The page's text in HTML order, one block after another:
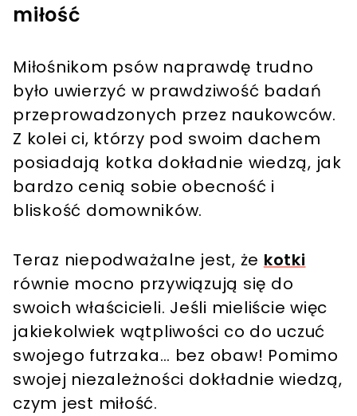
miłość
Miłośnikom psów naprawdę trudno
było uwierzyć w prawdziwość badań
przeprowadzonych przez naukowców.
Z kolei ci, którzy pod swoim dachem
posiadają kotka dokładnie wiedzą, jak
bardzo cenią sobie obecność i
bliskość domowników.
Teraz niepodważalne jest, że kotki
równie mocno przywiązują się do
swoich właścicieli. Jeśli mieliście więc
jakiekolwiek wątpliwości co do uczuć
swojego futrzaka… bez obaw! Pomimo
swojej niezależności dokładnie wiedzą,
czym jest miłość.